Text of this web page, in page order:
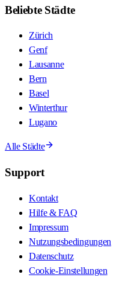
Beliebte Städte
Zürich
Genf
Lausanne
Bern
Basel
Winterthur
Lugano
Alle Städte
Support
Kontakt
Hilfe & FAQ
Impressum
Nutzungsbedingungen
Datenschutz
Cookie-Einstellungen